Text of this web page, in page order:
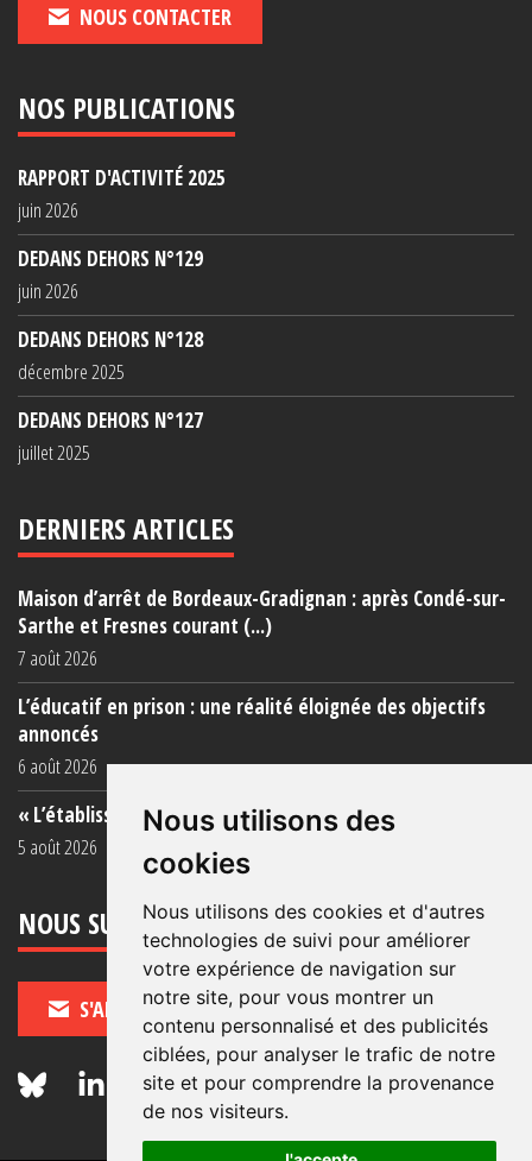
Nous utilisons des
cookies
Nous utilisons des cookies et d'autres
technologies de suivi pour améliorer
votre expérience de navigation sur
notre site, pour vous montrer un
contenu personnalisé et des publicités
ciblées, pour analyser le trafic de notre
site et pour comprendre la provenance
de nos visiteurs.
NOUS CONTACTER
NOS PUBLICATIONS
RAPPORT D'ACTIVITÉ 2025
juin 2026
DEDANS DEHORS N°129
juin 2026
DEDANS DEHORS N°128
décembre 2025
DEDANS DEHORS N°127
juillet 2025
DERNIERS ARTICLES
Maison d’arrêt de Bordeaux-Gradignan : après Condé-sur-
Sarthe et Fresnes courant (...)
7 août 2026
L’éducatif en prison : une réalité éloignée des objectifs
annoncés
6 août 2026
« L’établissement est une porcherie totale »
5 août 2026
NOUS SUIVRE
S'ABONNER